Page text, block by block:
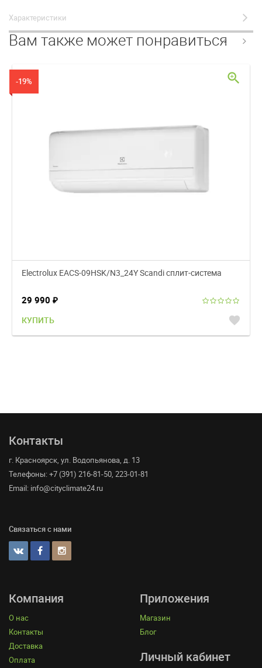
Характеристики
Вам также может понравиться
-19%
Electrolux EACS-09HSK/N3_24Y Scandi сплит-система
29 990 ₽
КУПИТЬ favorite
zoom_in
Контакты
г. Красноярск, ул. Водопьянова, д. 13
Телефоны: +7 (391) 216-81-50, 223-01-81
Email: info@cityclimate24.ru
Связаться с нами
Компания
О нас
Контакты
Доставка
Оплата
Приложения
Магазин
Блог
Личный кабинет